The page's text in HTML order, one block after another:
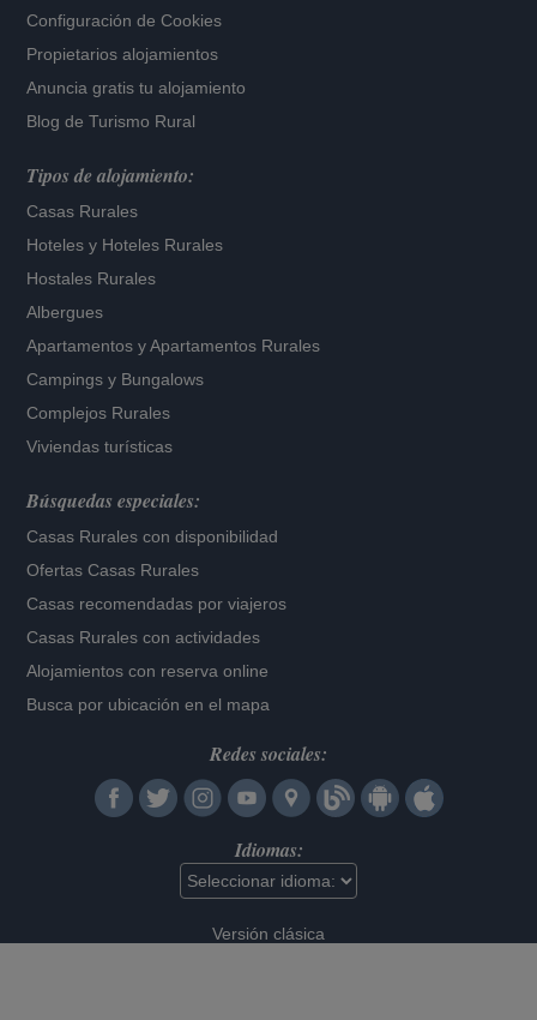
Configuración de Cookies
Propietarios alojamientos
Anuncia gratis tu alojamiento
Blog de Turismo Rural
Tipos de alojamiento:
Casas Rurales
Hoteles y Hoteles Rurales
Hostales Rurales
Albergues
Apartamentos yApartamentos Rurales
Campings y Bungalows
Complejos Rurales
Viviendas turísticas
Búsquedas especiales:
Casas Rurales con disponibilidad
Ofertas Casas Rurales
Casas recomendadas por viajeros
Casas Rurales con actividades
Alojamientos con reserva online
Busca por ubicación en el mapa
Redes sociales:
Idiomas:
Versión clásica